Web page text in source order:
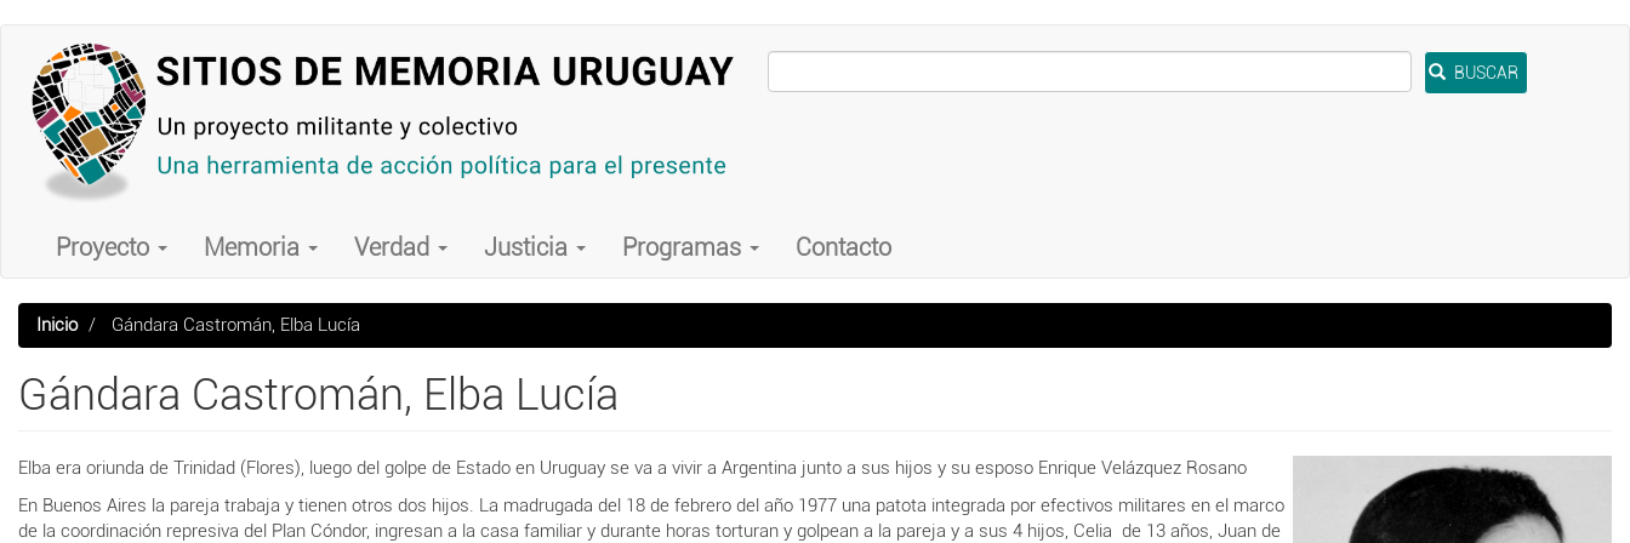
contenido
principal
BUSCAR
Main
navigation
Proyecto Memoria Verdad Justicia Programas Contacto
Inicio Gándara Castromán, Elba Lucía
Gándara Castromán, Elba Lucía
Elba era oriunda de Trinidad (Flores), luego del golpe de Estado en Uruguay se va a vivir a Argentina junto a sus hijos y su esposo Enrique Velázquez Rosano
En Buenos Aires la pareja trabaja y tienen otros dos hijos. La madrugada del 18 de febrero del año 1977 una patota integrada por efectivos militares en el marco
de la coordinación represiva del Plan Cóndor, ingresan a la casa familiar y durante horas torturan y golpean a la pareja y a sus 4 hijos, Celia de 13 años, Juan de